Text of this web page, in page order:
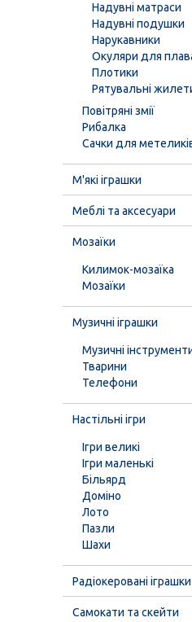
Надувні матраси
Надувні подушки
Нарукавники
Окуляри для
Плотики
Рятувальні
Повітряні змії
Рибалка
Сачки для
М'які іграшки
Меблі та аксесуари
Мозаїки
Килимок-мозаїка
Мозаїки
Музичні іграшки
Музичні
Тварини
Телефони
Настільні ігри
Ігри великі
Ігри маленькі
Більярд
Доміно
Лото
Пазли
Шахи
Радіокеровані іграшки
Самокати та скейти